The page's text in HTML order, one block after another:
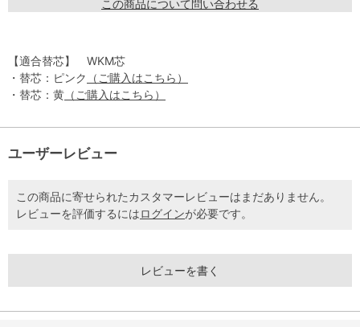
この商品について問い合わせる
【適合替芯】 WKM芯
・替芯：ピンク
（ご購入はこちら）
・替芯：黄 （ご購入はこちら）
ユーザーレビュー
この商品に寄せられたカスタマーレビューはまだありません。
レビューを評価するにはログインが必要です。
レビューを書く